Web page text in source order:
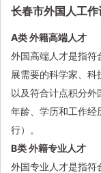
长春市外国人工
A类 外籍高端人才
外国高端人才是指符
展需要的科学家、科
以及符合计点积分外
年龄、学历和工作经
行）。
B类 外籍专业人才
外国专业人才是指符